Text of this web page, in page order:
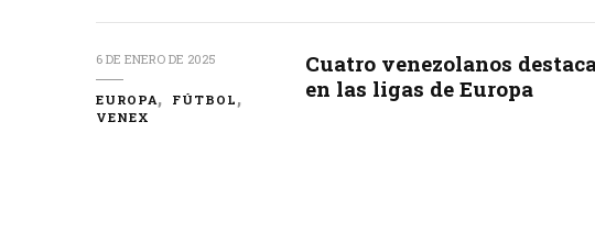
6 DE ENERO DE 2025
EUROPA
FÚTBOL
VENEX
Cuatro venezolanos
en las ligas de Europa